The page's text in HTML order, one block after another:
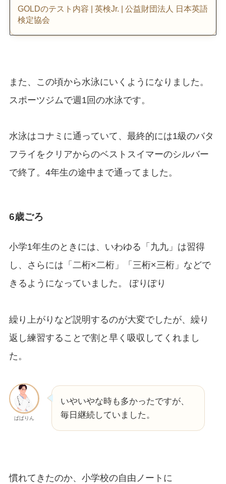
GOLDのテスト内容 | 英検Jr. | 公益財団法人 日本英語
検定協会
また、この頃から水泳にいくようになりました。
スポーツジムで週1回の水泳です。
水泳はコナミに通っていて、最終的には1級のバタ
フライをクリアからのベストスイマーのシルバー
で終了。4年生の途中まで通ってました。
6歳ごろ
小学1年生のときには、いわゆる「九九」は習得
し、さらには「二桁×二桁」「三桁×三桁」などで
きるようになっていました。 ぽりぽり
繰り上がりなど説明するのが大変でしたが、繰り
返し練習することで割と早く吸収してくれまし
た。
ぱぱりん
いやいやな時も多かったですが、
毎日継続していました。
慣れてきたのか、小学校の自由ノートに